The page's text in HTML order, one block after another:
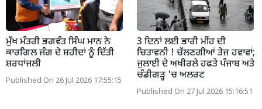
ਮੁੱਖ ਮੰਤਰੀ ਭਗਵੰਤ ਸਿੰਘ ਮਾਨ ਨੇ
ਕਾਰਗਿਲ ਜੰਗ ਦੇ ਸ਼ਹੀਦਾਂ ਨੂੰ ਦਿੱਤੀ
ਸ਼ਰਧਾਂਜਲੀ
Published On 26 Jul 2026 17:55:15
3 ਦਿਨਾਂ ਲਈ ਭਾਰੀ ਮੀਂਹ ਦੀ
ਚਿਤਾਵਨੀ ! ਚੱਲਣਗੀਆਂ ਤੇਜ਼ ਹਵਾਵਾਂ;
ਜੁਲਾਈ ਦੇ ਅਖੀਰਲੇ ਹਫਤੇ ਪੰਜਾਬ ਅਤੇ
ਚੰਡੀਗੜ੍ਹ 'ਚ ਅਲਰਟ
Published On 27 Jul 2026 15:16:51